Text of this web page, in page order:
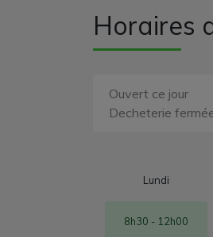
Horaires
Ouvert ce jour
Decheterie
Lundi
8h30 - 12h00